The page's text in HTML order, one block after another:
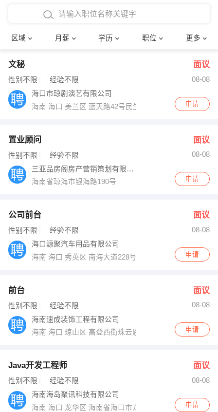
区域 月薪 学历 职位 更多
4000-5000元
8000-12000元
12000-20000元
博士
文员
财务会计
网络IT
快递员
收银员 技术员/工程师
出纳
编辑
跟单
其他职位
确定
文秘 面议
性别不限 经验不限
08-08
海口市琼剧演艺有限公司
海南 海口 美兰区 蓝天路42号民生市场三楼
申请
置业顾问 面议
性别不限 经验不限
08-08
三亚品房阁房产营销策划有限公司
海南省琼海市银海路190号
申请
公司前台 面议
性别不限 经验不限
08-08
海口源聚汽车用品有限公司
海南 海口 秀英区 南海大道228号 海南汽车大世界申请
前台 面议
性别不限 经验不限
08-08
海南速成装饰工程有限公司
海南 海口 琼山区 高登西街珠云恩公寓一楼铺面 申请
Java开发工程师 面议
性别不限 经验不限
08-08
海南海岛聚讯科技有限公司
海南 海口 龙华区 海南省海口市龙华区世贸北路一号佳景
申请